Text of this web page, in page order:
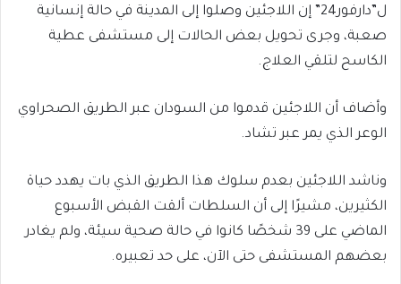
ل”دارفور24” إن اللاجئين وصلوا إلى المدينة في حالة إنسانية
صعبة، وجرى تحويل بعض الحالات إلى مستشفى عطية
الكاسح لتلقي العلاج.
وأضاف أن اللاجئين قدموا من السودان عبر الطريق الصحراوي
الوعر الذي يمر عبر تشاد.
وناشد اللاجئين بعدم سلوك هذا الطريق الذي بات يهدد حياة
الكثيرين، مشيرًا إلى أن السلطات ألقت القبض الأسبوع
الماضي على 39 شخصًا كانوا في حالة صحية سيئة، ولم يغادر
بعضهم المستشفى حتى الآن، على حد تعبيره.